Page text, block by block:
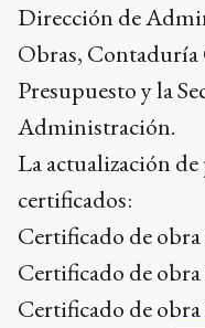
Dirección de
Obras,
Presupuesto y la
Administración.
La actualización
certificados:
Certificado de obra
Certificado de obra
Certificado de obra